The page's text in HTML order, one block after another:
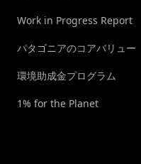
Work in Progress Report
パタゴニアのコアバリュー
環境助成金プログラム
1% for the Planet